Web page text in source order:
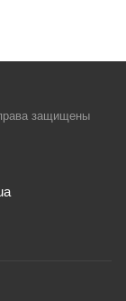
защищены